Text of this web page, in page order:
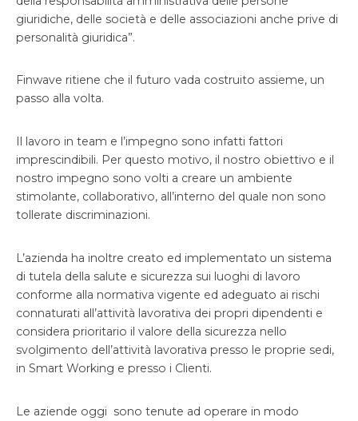
giuridiche, delle società e delle associazioni anche prive di
personalità giuridica”.
Finwave ritiene che il futuro vada costruito assieme, un
passo alla volta.
Il lavoro in team e l’impegno sono infatti fattori
imprescindibili. Per questo motivo, il nostro obiettivo e il
nostro impegno sono volti a creare un ambiente
stimolante, collaborativo, all’interno del quale non sono
tollerate discriminazioni.
L’azienda ha inoltre creato ed implementato un sistema
di tutela della salute e sicurezza sui luoghi di lavoro
conforme alla normativa vigente ed adeguato ai rischi
connaturati all’attività lavorativa dei propri dipendenti e
considera prioritario il valore della sicurezza nello
svolgimento dell’attività lavorativa presso le proprie sedi,
in Smart Working e presso i Clienti.
Le aziende oggi sono tenute ad operare in modo